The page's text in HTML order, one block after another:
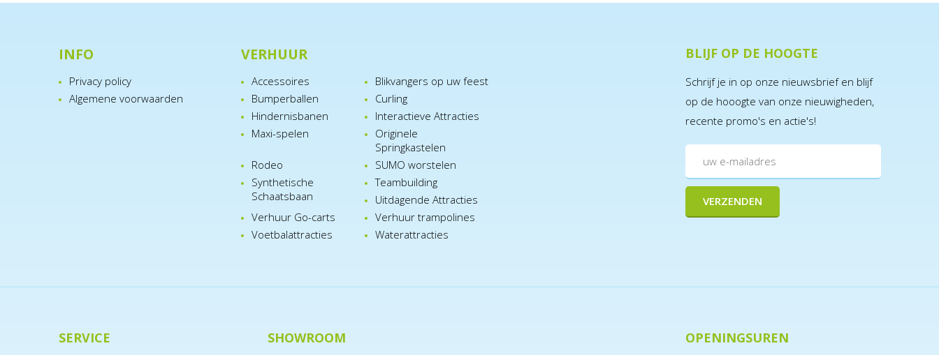
INFO
Privacy policy
Algemene voorwaarden
VERHUUR
Accessoires
Blikvangers op uw feest
Bumperballen
Curling
Hindernisbanen
Interactieve Attracties
Maxi-spelen
Originele
Springkastelen
Rodeo
SUMO worstelen
Synthetische
Schaatsbaan
Teambuilding
Uitdagende Attracties
Verhuur Go-carts
Verhuur trampolines
Voetbalattracties
Waterattracties
BLIJF OP DE HOOGTE
Schrijf je in op onze nieuwsbrief en blijf
op de hooogte van onze nieuwigheden,
recente promo's en actie's!
SERVICE SHOWROOM OPENINGSUREN